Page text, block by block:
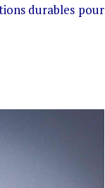
durables pour